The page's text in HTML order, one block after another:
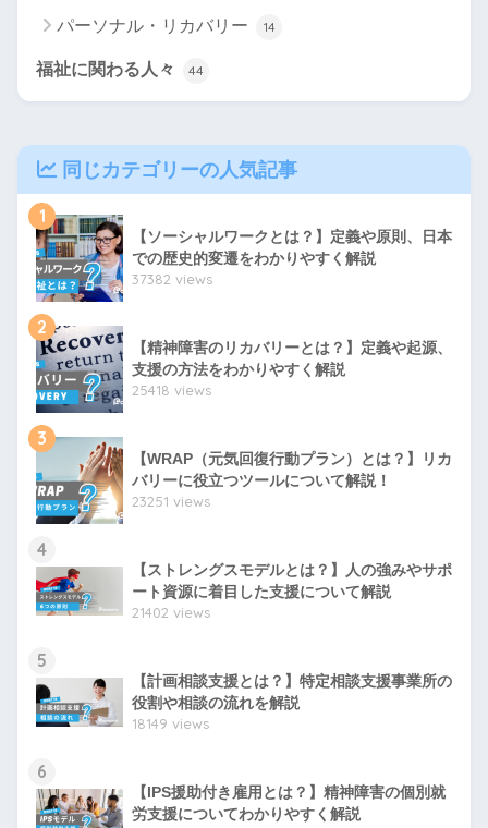
パーソナル・リカバリー 14
福祉に関わる人々 44
同じカテゴリーの人気記事
1
【ソーシャルワークとは？】定義や原則、日本
での歴史的変遷をわかりやすく解説
37382 views
2
【精神障害のリカバリーとは？】定義や起源、
支援の方法をわかりやすく解説
25418 views
3
【WRAP（元気回復行動プラン）とは？】リカ
バリーに役立つツールについて解説！
23251 views
4
【ストレングスモデルとは？】人の強みやサポ
ート資源に着目した支援について解説
21402 views
5
【計画相談支援とは？】特定相談支援事業所の
役割や相談の流れを解説
18149 views
6
【IPS援助付き雇用とは？】精神障害の個別就
労支援についてわかりやすく解説